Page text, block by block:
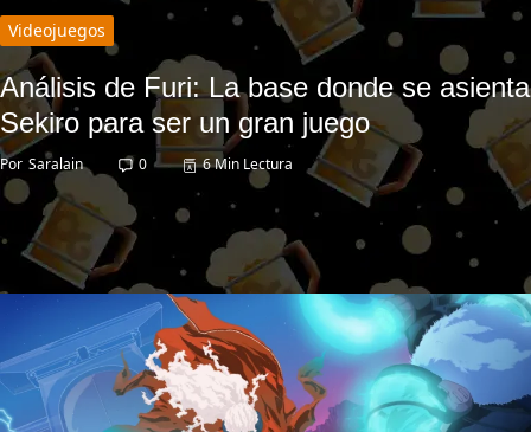
Videojuegos
Análisis de Furi: La base donde se asienta
Sekiro para ser un gran juego
Por Saralain 0 6 Min Lectura